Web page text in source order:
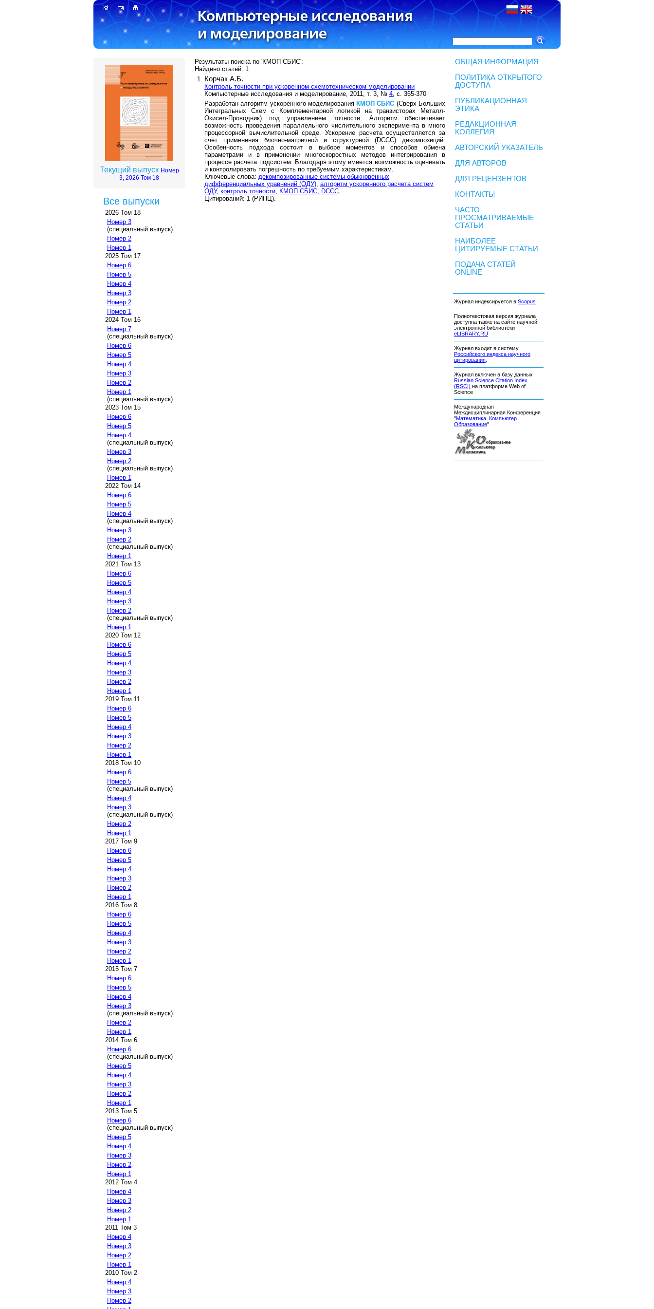
Текущий выпуск Номер
3, 2026 Том 18
Все выпуски
2026 Том 18
Номер 3
(специальный выпуск)
Номер 2
Номер 1
2025 Том 17
Номер 6
Номер 5
Номер 4
Номер 3
Номер 2
Номер 1
2024 Том 16
Номер 7
(специальный выпуск)
Номер 6
Номер 5
Номер 4
Номер 3
Номер 2
Номер 1
(специальный выпуск)
2023 Том 15
Номер 6
Номер 5
Номер 4
(специальный выпуск)
Номер 3
Номер 2
(специальный выпуск)
Номер 1
2022 Том 14
Номер 6
Номер 5
Номер 4
(специальный выпуск)
Номер 3
Номер 2
(специальный выпуск)
Номер 1
2021 Том 13
Номер 6
Номер 5
Номер 4
Номер 3
Номер 2
(специальный выпуск)
Номер 1
2020 Том 12
Номер 6
Номер 5
Номер 4
Номер 3
Номер 2
Номер 1
2019 Том 11
Номер 6
Номер 5
Номер 4
Номер 3
Номер 2
Номер 1
2018 Том 10
Номер 6
Номер 5
(специальный выпуск)
Номер 4
Номер 3
(специальный выпуск)
Номер 2
Номер 1
2017 Том 9
Номер 6
Номер 5
Номер 4
Номер 3
Номер 2
Номер 1
2016 Том 8
Номер 6
Номер 5
Номер 4
Номер 3
Номер 2
Номер 1
2015 Том 7
Номер 6
Номер 5
Номер 4
Номер 3
(специальный выпуск)
Номер 2
Номер 1
2014 Том 6
Номер 6
(специальный выпуск)
Номер 5
Номер 4
Номер 3
Номер 2
Номер 1
2013 Том 5
Номер 6
(специальный выпуск)
Номер 5
Номер 4
Номер 3
Номер 2
Номер 1
2012 Том 4
Номер 4
Номер 3
Номер 2
Номер 1
2011 Том 3
Номер 4
Номер 3
Номер 2
Номер 1
2010 Том 2
Номер 4
Номер 3
Номер 2
Результаты поиска по 'КМОП СБИС':
Найдено статей: 1
Корчак А.Б.
Контроль точности при ускоренном схемотехническом моделировании
Компьютерные исследования и моделирование, 2011, т. 3, № 4, с. 365-370
Разработан алгоритм ускоренного моделирования КМОП СБИС (Сверх Больших
Интегральных Схем с Комплементарной логикой на транзисторах Металл-
Окисел-Проводник) под управлением точности. Алгоритм обеспечивает
возможность проведения параллельного числительного эксперимента в много
процессорной вычислительной среде. Ускорение расчета осуществляется за
счет применения блочно-матричной и структурной (DCCC) декомпозиций.
Особенность подхода состоит в выборе моментов и способов обмена
параметрами и в применении многоскоростных методов интегрирования в
процессе расчета подсистем. Благодаря этому имеется возможность оценивать
и контролировать погрешность по требуемым характеристикам.
Ключевые слова: декомпозированные системы обыкновенных
дифференциальных уравнений (ОДУ), алгоритм ускоренного расчета систем
ОДУ, контроль точности, КМОП СБИС, DCCC.
Цитирований: 1 (РИНЦ).
ОБЩАЯ ИНФОРМАЦИЯ
ПОЛИТИКА ОТКРЫТОГО
ДОСТУПА
ПУБЛИКАЦИОННАЯ
ЭТИКА
РЕДАКЦИОННАЯ
КОЛЛЕГИЯ
АВТОРСКИЙ УКАЗАТЕЛЬ
ДЛЯ АВТОРОВ
ДЛЯ РЕЦЕНЗЕНТОВ
КОНТАКТЫ
ЧАСТО
ПРОСМАТРИВАЕМЫЕ
СТАТЬИ
НАИБОЛЕЕ
ЦИТИРУЕМЫЕ СТАТЬИ
ПОДАЧА СТАТЕЙ
ONLINE
Журнал индексируется в Scopus
Полнотекстовая версия журнала
доступна также на сайте научной
электронной библиотеки
eLIBRARY.RU
Журнал входит в систему
Российского индекса научного
цитирования
Журнал включен в базу данных
Russian Science Citation Index
(RSCI) на платформе Web of
Science
Международная
Междисциплинарная Конференция
"Математика. Компьютер.
Образование"